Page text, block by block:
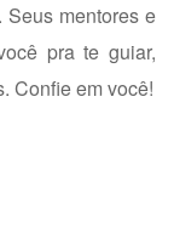
Seus mentores e
pra te guiar,
Confie em você!